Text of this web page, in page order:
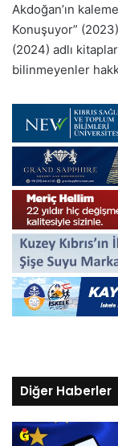
Akdoğan’ın
Konuşuyor”
(2024) adlı
bilinmeyenler
Diğer Haberler